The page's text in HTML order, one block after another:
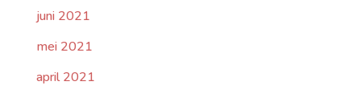
juni 2021
mei 2021
april 2021